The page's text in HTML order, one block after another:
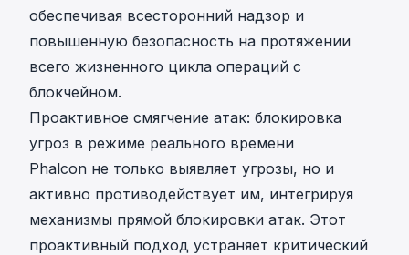
обеспечивая всесторонний надзор и
повышенную безопасность на протяжении
всего жизненного цикла операций с
блокчейном.
Проактивное смягчение атак: блокировка
угроз в режиме реального времени
Phalcon не только выявляет угрозы, но и
активно противодействует им, интегрируя
механизмы прямой блокировки атак. Этот
проактивный подход устраняет критический